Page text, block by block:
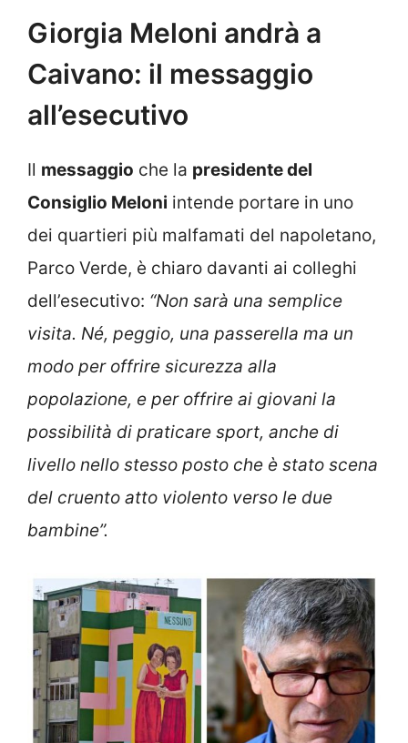
Giorgia Meloni andrà a
Caivano: il messaggio
all’esecutivo
Il messaggio che la presidente del
Consiglio Meloni intende portare in uno
dei quartieri più malfamati del napoletano,
Parco Verde, è chiaro davanti ai colleghi
dell’esecutivo: “Non sarà una semplice
visita. Né, peggio, una passerella ma un
modo per offrire sicurezza alla
popolazione, e per offrire ai giovani la
possibilità di praticare sport, anche di
livello nello stesso posto che è stato scena
del cruento atto violento verso le due
bambine”.